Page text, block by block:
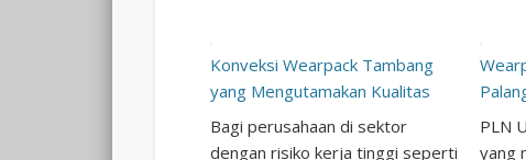
Konveksi Wearpack Tambang
yang Mengutamakan Kualitas
Bagi perusahaan di sektor
dengan risiko kerja tinggi seperti
PLN
yang